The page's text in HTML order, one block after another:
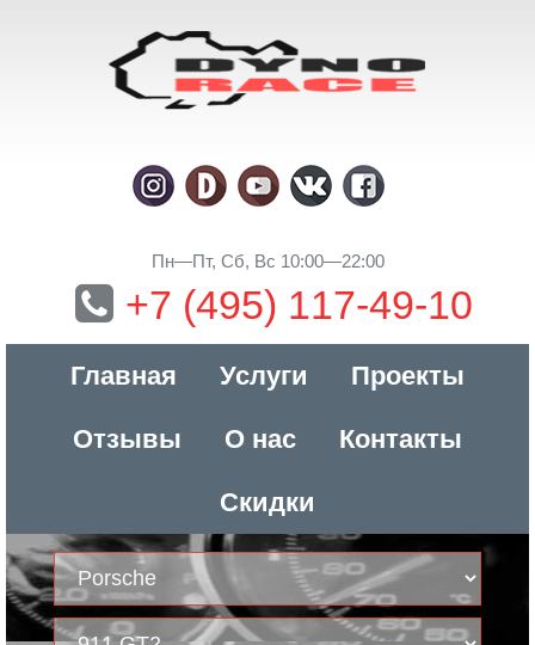
Пн—Пт, Сб, Вс 10:00—22:00
+7 (495) 117-49-10
Главная Услуги Проекты
Отзывы О нас Контакты
Скидки